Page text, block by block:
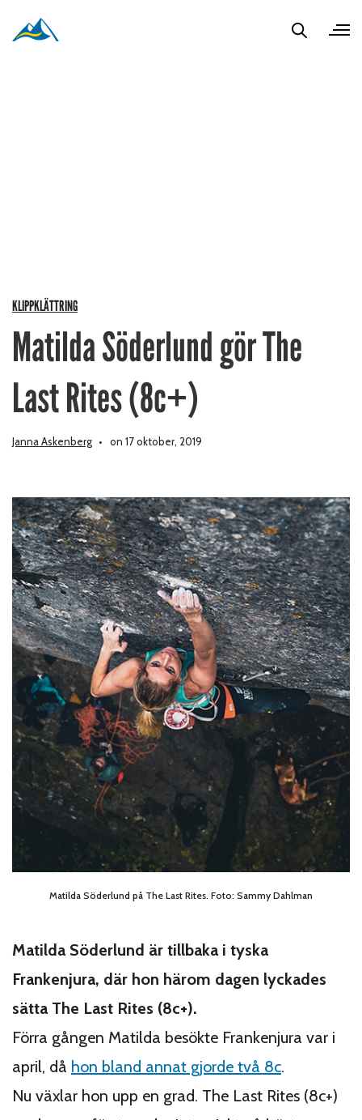
KLIPPKLÄTTRING
Matilda Söderlund gör The
Last Rites (8c+)
Janna Askenberg on 17 oktober, 2019
Matilda Söderlund på The Last Rites. Foto: Sammy Dahlman
Matilda Söderlund är tillbaka i tyska
Frankenjura, där hon härom dagen lyckades
sätta The Last Rites (8c+).
Förra gången Matilda besökte Frankenjura var i
april, då hon bland annat gjorde två 8c.
Nu växlar hon upp en grad. The Last Rites (8c+)